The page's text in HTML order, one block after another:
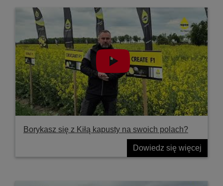
Borykasz się z Kiłą kapusty na swoich polach?
Dowiedz się więcej